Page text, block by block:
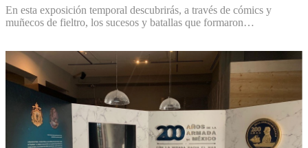
En esta exposición temporal descubrirás, a través de cómics y
muñecos de fieltro, los sucesos y batallas que formaron…